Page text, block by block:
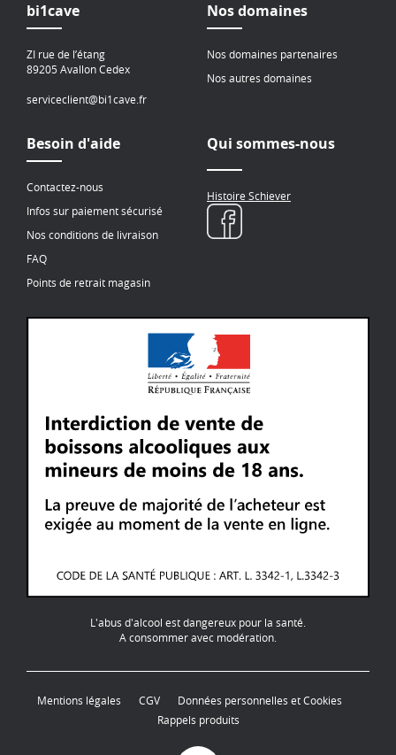
bi1cave
ZI rue de l’étang
89205 Avallon Cedex
serviceclient@bi1cave.fr
Nos domaines
Nos domaines partenaires
Nos autres domaines
Besoin d'aide
Contactez-nous
Infos sur paiement sécurisé
Nos conditions de livraison
FAQ
Points de retrait magasin
Qui sommes-nous
Histoire Schiever
L'abus d'alcool est dangereux pour la santé.
A consommer avec modération.
Mentions légales CGV
Données personnelles et Cookies
Rappels produits